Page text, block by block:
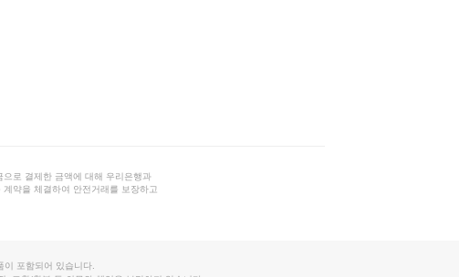
으로 결제한 금액에 대해 우리은행과
계약을 체결하여 안전거래를 보장하고
포함되어 있습니다.